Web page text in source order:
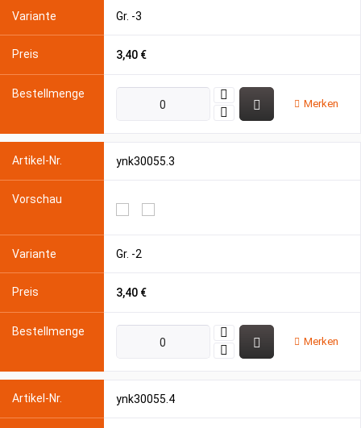
Gr. -3
3,40 €
Merken
ynk30055.3
Gr. -2
3,40 €
Merken
ynk30055.4